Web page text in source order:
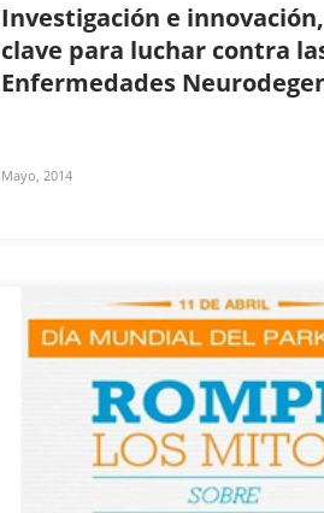
Investigación e
clave para luchar contra
Enfermedades
Mayo, 2014